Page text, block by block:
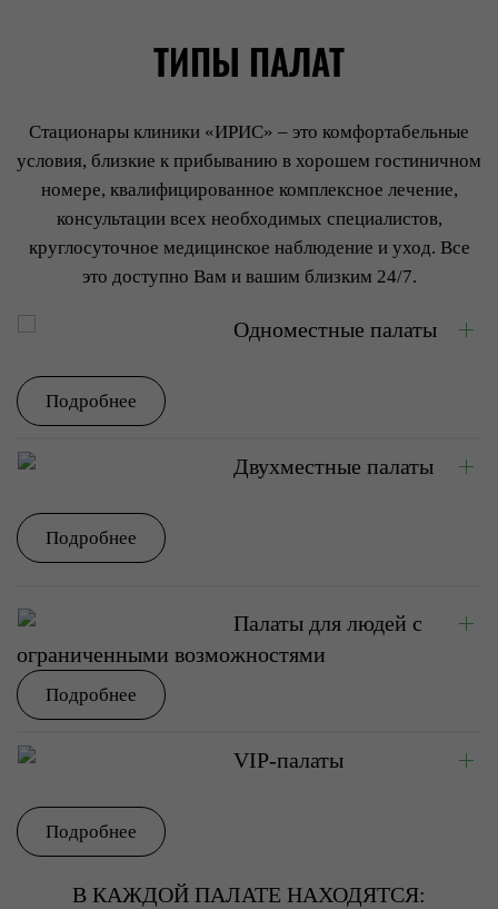
ТИПЫ ПАЛАТ
Стационары клиники «ИРИС» – это комфортабельные
условия, близкие к прибыванию в хорошем гостиничном
номере, квалифицированное комплексное лечение,
консультации всех необходимых специалистов,
круглосуточное медицинское наблюдение и уход. Все
это доступно Вам и вашим близким 24/7.
Одноместные палаты
Подробнее
Двухместные палаты
Подробнее
Палаты для людей с
ограниченными возможностями
Подробнее
VIP-палаты
Подробнее
В КАЖДОЙ ПАЛАТЕ НАХОДЯТСЯ: